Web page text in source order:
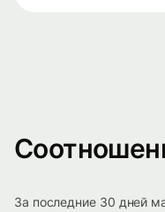
За последние 30 дней